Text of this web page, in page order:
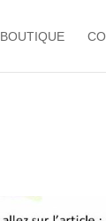
BOUTIQUE